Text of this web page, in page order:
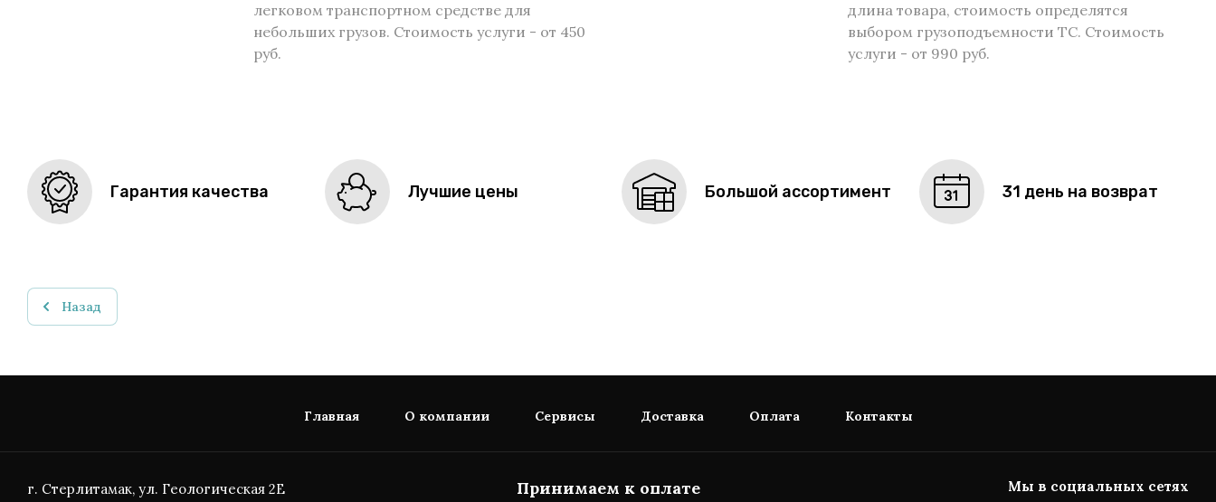
легковом транспортном средстве для
небольших грузов. Стоимость услуги - от 450
руб.
длина товара, стоимость определятся
выбором грузоподъемности ТС. Стоимость
услуги - от 990 руб.
Гарантия качества Лучшие цены Большой ассортимент 31 день на возврат
Назад
Главная О компании Сервисы Доставка Оплата Контакты
г. Стерлитамак, ул. Геологическая 2Е
Принимаем к оплате Мы в социальных сетях